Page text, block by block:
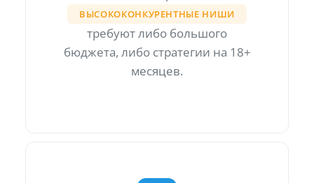
ВЫСОКОКОНКУРЕНТНЫЕ НИШИ
требуют либо большого
бюджета, либо стратегии на 18+
месяцев.